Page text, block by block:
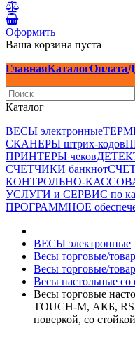
Оформить
Ваша корзина пуста
ГлавнаяКаталогОплата
Каталог
ВЕСЫ электронные
СКАНЕРЫ штрих-кодов
ПРИНТЕРЫ чеков
СЧЕТЧИКИ банкнот
КОНТРОЛЬНО-
УСЛУГИ и СЕРВИС по
ПРОГРАММНОЕ
ВЕСЫ электронные
Весы торговые/
Весы торговые/
Весы настольные со
Весы торговые
TOUCH-M, АКБ,
поверкой, со стойкой